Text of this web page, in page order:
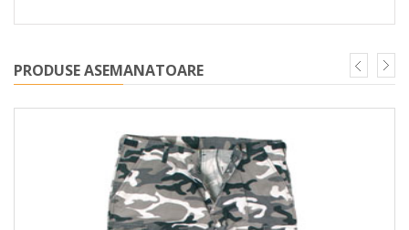
PRODUSE ASEMANATOARE